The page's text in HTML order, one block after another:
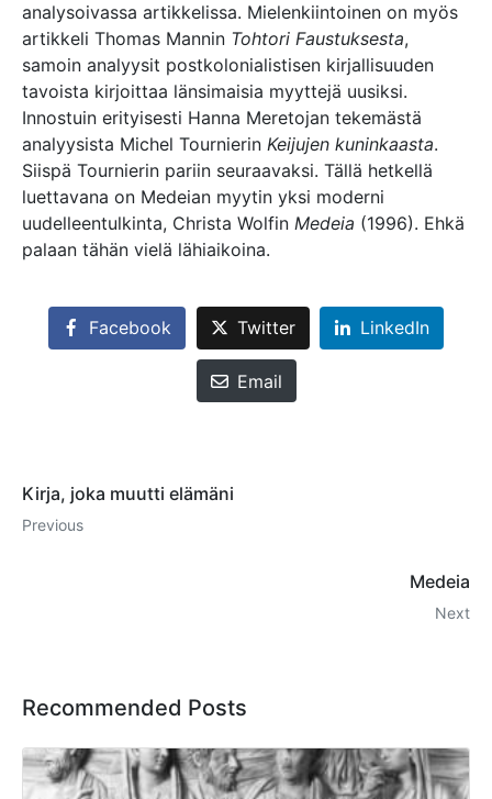
analysoivassa artikkelissa. Mielenkiintoinen on myös
artikkeli Thomas Mannin Tohtori Faustuksesta,
samoin analyysit postkolonialistisen kirjallisuuden
tavoista kirjoittaa länsimaisia myyttejä uusiksi.
Innostuin erityisesti Hanna Meretojan tekemästä
analyysista Michel Tournierin Keijujen kuninkaasta.
Siispä Tournierin pariin seuraavaksi. Tällä hetkellä
luettavana on Medeian myytin yksi moderni
uudelleentulkinta, Christa Wolfin Medeia (1996). Ehkä
palaan tähän vielä lähiaikoina.
Facebook Twitter LinkedIn
Email
Kirja, joka muutti elämäni
Previous
Medeia
Next
Recommended Posts